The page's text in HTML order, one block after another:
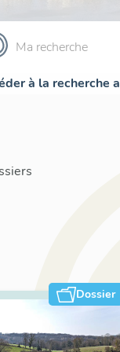
à la recherche
Dossier